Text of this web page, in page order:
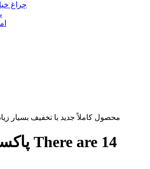
چراغ
محصول کاملاً جدید با تخفیف بسیار
There are 14